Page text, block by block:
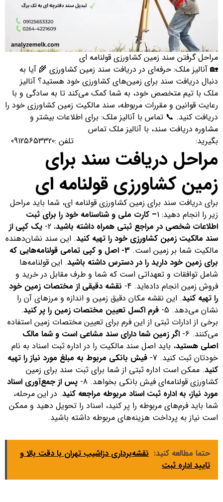
مراحل گرفتن سند زمین کشاورزی قولنامه ای
🏡 آنالیز ملک: حرفه‌ای در دریافت سند زمین کشاورزی 🌾 آیا به
دنبال دریافت سند برای زمین‌های کشاورزی خود هستید؟ آنالیز
ملک با تیم متخصص خود، به شما کمک می‌کند تا به سادگی و با
رعایت قوانین و مقررات مربوطه، سند مالکیت زمین کشاورزی خود را
دریافت کنید. 📞 تماس با آنالیز ملک: برای اطلاعات بیشتر و
مشاوره دریافت سند، با آنالیز ملک تماس
بگیرید: تلفن :09125653320
مراحل دریافت سند برای
زمین کشاورزی قولنامه ای
برای دریافت سند برای زمین کشاورزی قولنامه ای، شما باید مراحل
زیر را انجام دهید: 1 – کارت ملی و شناسنامه خود را برای ثبت
اطلاعات شخصی در مراجع ثبتی همراه داشته باشید.
یک کپی از
سند مالکیت زمین کشاورزی خود را تهیه کنید. این سند نشان‌دهنده
مالکیت شما بر زمین است.
3- اصل و کپی تمامی قولنامه‌هایی که
برای زمین خود دارید را در دسترس داشته باشید. این قولنامه‌ها
شامل توافقات و تعهداتی است که شما و طرف مقابل در خرید و
فروش زمین انجام داده‌اید. 4-
نقشه دقیقی از مختصات زمین خود
را تهیه کنید. این نقشه مکان دقیق زمین و اندازه و مرزهای آن را
نشان می‌دهد. 5-
فرم اکسل تعیین مختصات زمین را پر کنید.
برخی از ادارات ثبتی از این فرم برای تعیین مختصات زمین استفاده
می‌کنند. 6-
اگر زمین شما دارای سند مشاعی است و شما مالک
اصلی هستید، باید اصل سند مالکیت را در اداره ثبت اسناد به نام
خودتان ثبت کنید. 7-
فیش بانکی مربوط به مبلغ مورد نیاز را تهیه
کنید. ممکن است اداره ثبتی از شما برای ثبت سند برای زمین
کشاورزی قولنامه‌ای فیش بانکی بخواهد. 8-
پس از جمع‌آوری اسناد
مورد نیاز، به اداره ثبت اسناد مربوطه مراجعه کنید. در این مرحله،
شما باید فرم‌های مربوطه را پر کنید، اسناد را تحویل دهید و ممکن
است نیاز به پرداخت هزینه‌های مربوطه داشته باشید.
حتما مطالعه کنید: نقشه‌برداری دزاشیب تهران با دقت بالا و
تایید اداره ثبت